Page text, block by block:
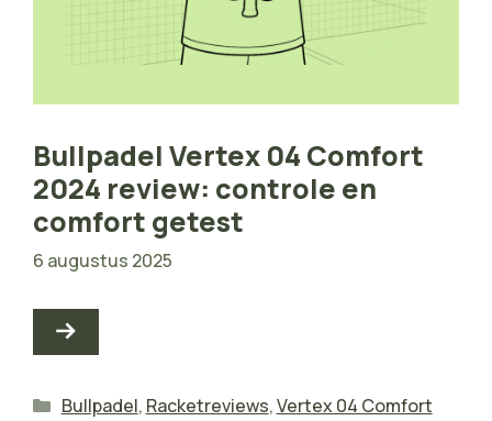
Bullpadel Vertex 04 Comfort
2024 review: controle en
comfort getest
6 augustus 2025
Categorieën
Bullpadel, Racketreviews,Vertex 04 Comfort